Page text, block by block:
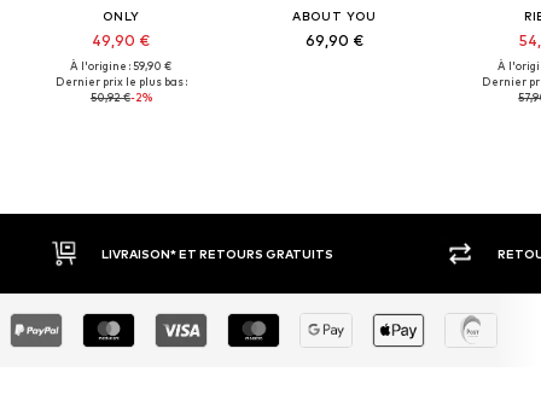
ONLY
49,90 €
À l'origine : 59,90 €
Dernier prix le plus bas :
50,92 €-2%
ABOUT YOU
69,90 €
À
Dernier
RETOUR SOUS 30 JOURS LARGE